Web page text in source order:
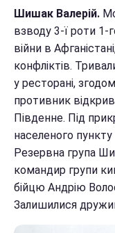
Шишак Валерій.
взводу 3-ї роти 1-
війни в
конфліктів.
у ресторані,
противник
Південне. Під
населеного
Резервна група
командир групи
бійцю Андрію
Залишилися